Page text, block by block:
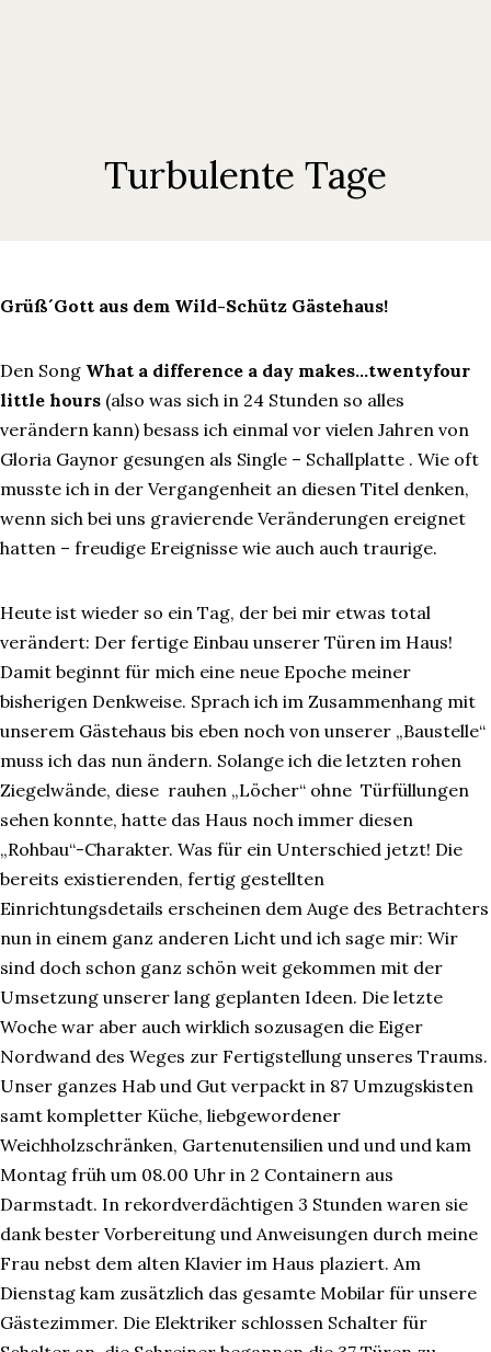
Turbulente Tage
Grüß´Gott aus dem Wild-Schütz Gästehaus!
Den Song What a difference a day makes…twentyfour
little hours (also was sich in 24 Stunden so alles
verändern kann) besass ich einmal vor vielen Jahren von
Gloria Gaynor gesungen als Single – Schallplatte . Wie oft
musste ich in der Vergangenheit an diesen Titel denken,
wenn sich bei uns gravierende Veränderungen ereignet
hatten – freudige Ereignisse wie auch auch traurige.
Heute ist wieder so ein Tag, der bei mir etwas total
verändert: Der fertige Einbau unserer Türen im Haus!
Damit beginnt für mich eine neue Epoche meiner
bisherigen Denkweise. Sprach ich im Zusammenhang mit
unserem Gästehaus bis eben noch von unserer „Baustelle“
muss ich das nun ändern. Solange ich die letzten rohen
Ziegelwände, diese rauhen „Löcher“ ohne Türfüllungen
sehen konnte, hatte das Haus noch immer diesen
„Rohbau“-Charakter. Was für ein Unterschied jetzt! Die
bereits existierenden, fertig gestellten
Einrichtungsdetails erscheinen dem Auge des Betrachters
nun in einem ganz anderen Licht und ich sage mir: Wir
sind doch schon ganz schön weit gekommen mit der
Umsetzung unserer lang geplanten Ideen. Die letzte
Woche war aber auch wirklich sozusagen die Eiger
Nordwand des Weges zur Fertigstellung unseres Traums.
Unser ganzes Hab und Gut verpackt in 87 Umzugskisten
samt kompletter Küche, liebgewordener
Weichholzschränken, Gartenutensilien und und und kam
Montag früh um 08.00 Uhr in 2 Containern aus
Darmstadt. In rekordverdächtigen 3 Stunden waren sie
dank bester Vorbereitung und Anweisungen durch meine
Frau nebst dem alten Klavier im Haus plaziert. Am
Dienstag kam zusätzlich das gesamte Mobilar für unsere
Gästezimmer. Die Elektriker schlossen Schalter für